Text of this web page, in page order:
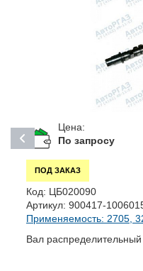
Цена:
По запросу
ПОД ЗАКАЗ
Код: ЦБ020090
Артикул: 900417-
Применяемость: 2705,
Вал распределительный